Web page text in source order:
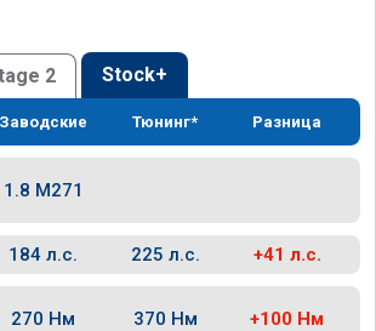
2 Stock+
Заводские Тюнинг* Разница
1.8 M271
184 л.с. 225 л.с. +41 л.с.
270 Нм 370 Нм +100 Нм